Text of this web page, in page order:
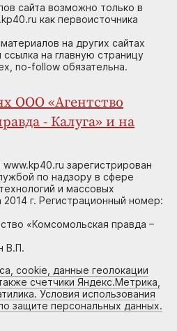
сайта возможно только в
как первоисточника
на других сайтах
на главную страницу
no-follow обязательна.
ООО «Агентство
- Калуга» и на
зарегистрирован
по надзору в сфере
и массовых
2014 г. Регистрационный номер:
«Комсомольская правда –
В.П.
cookie, данные геолокации
счетчики Яндекс.Метрика,
Условия использования
защите персональных данных.